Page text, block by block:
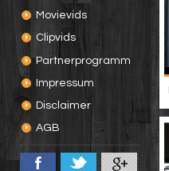
Movievids
Clipvids
Partnerprogramm
Impressum
Disclaimer
AGB